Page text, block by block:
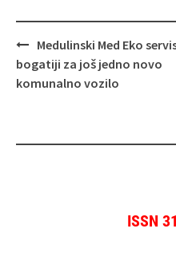
Navigacija
objava
Medulinski Med Eko
bogatiji za još jedno novo
komunalno vozilo
ISSN